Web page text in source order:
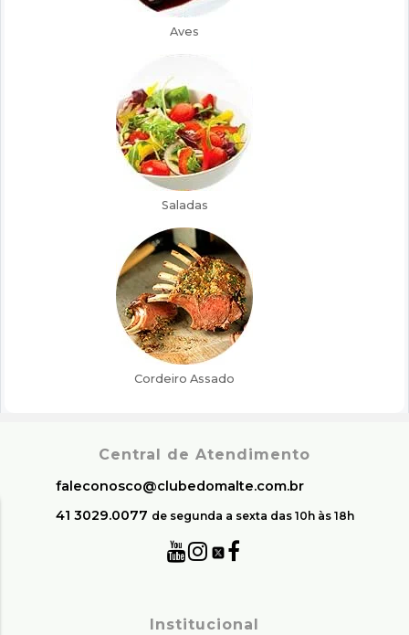
Central de Atendimento
faleconosco@clubedomalte.com.br
41 3029.0077 de segunda a sexta das 10h às 18h
Institucional